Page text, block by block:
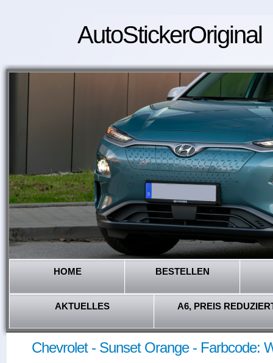
AutoStickerOriginal
HOME BESTELLEN
AKTUELLES A6, PREIS
Chevrolet - Sunset Orange - Farbcode: